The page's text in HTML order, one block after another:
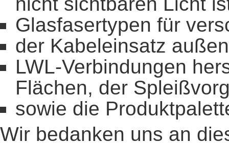
Glasfasertypen für
der Kabeleinsatz
LWL-Verbindungen
Flächen, der
sowie die
Wir bedanken uns an